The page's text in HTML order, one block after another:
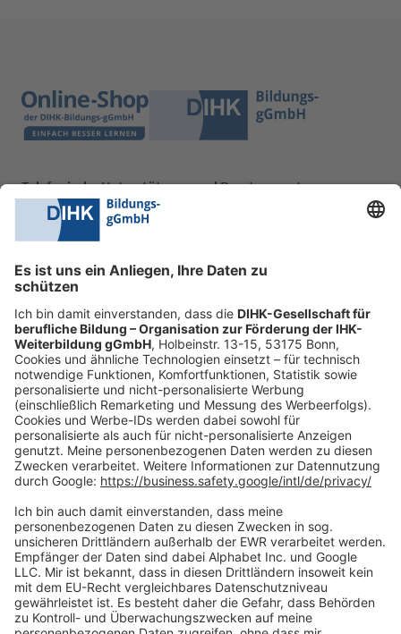
Telefonische Unterstützung und Beratung unter:
0228 6205 205
Fr.:
09:00-14:00 Uhr
shop@dihk-bildung.shop
Vertrag widerrufen
Zahlungsarten
Social Media
Oft Gesucht